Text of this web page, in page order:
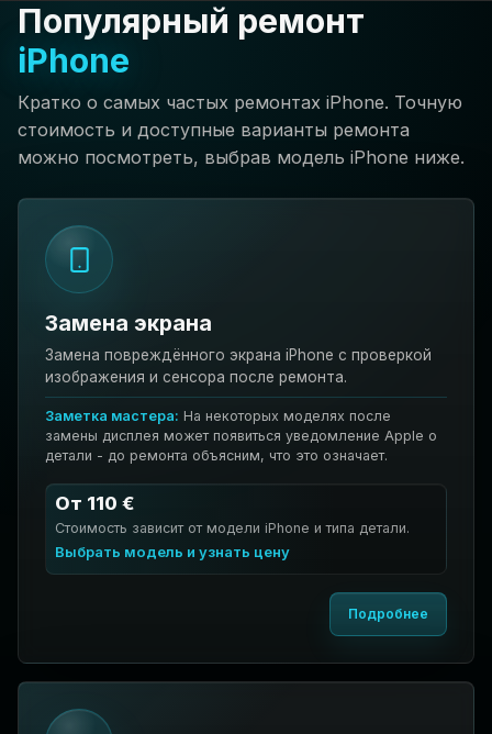
Популярный ремонт
iPhone
Кратко о самых частых ремонтах iPhone. Точную
стоимость и доступные варианты ремонта
можно посмотреть, выбрав модель iPhone ниже.
Замена экрана
Замена повреждённого экрана iPhone с проверкой
изображения и сенсора после ремонта.
Заметка мастера: На некоторых моделях после
замены дисплея может появиться уведомление Apple о
детали - до ремонта объясним, что это означает.
От 110 €
Стоимость зависит от модели iPhone и типа детали.
Выбрать модель и узнать цену
Подробнее